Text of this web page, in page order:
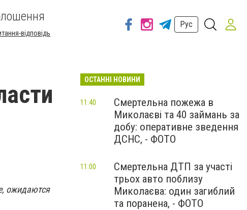
відповідь
Рус
ожидаются
ОСТАННІ НОВИНИ
Смертельна пожежа в
Миколаєві та 40 займань за
добу: оперативне зведення
ДСНС, - ФОТО
11:40
Смертельна ДТП за участі
трьох авто поблизу
Миколаєва: один загиблий
та поранена, - ФОТО
11:00